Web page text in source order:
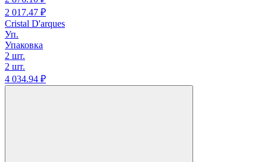
2 017.47 ₽
Cristal D'arques
Уп.
Упаковка
2 шт.
2 шт.
4 034.94 ₽